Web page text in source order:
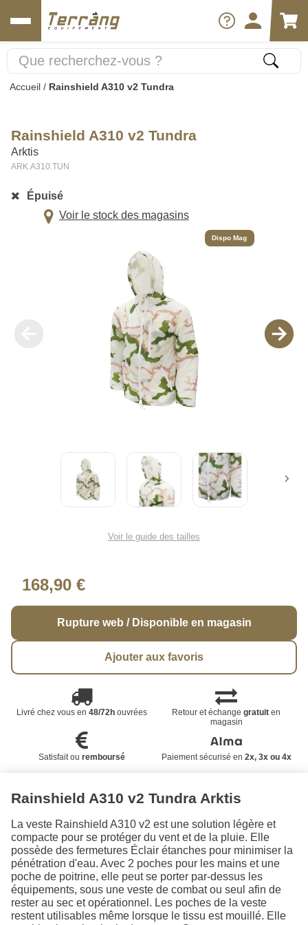
Accueil / Rainshield A310 v2 Tundra
Rainshield A310 v2 Tundra
Arktis
ARK.A310.TUN
Épuisé
Voir le stock des magasins
Dispo Mag
Voir le guide des tailles
168,90 €
Rupture web / Disponible en magasin
Ajouter aux favoris
Livré chez vous en 48/72houvrées Retour et échangegratuit en
magasin
Satisfait ou remboursé Paiement sécurisé en 2x, 3x ou 4x
Rainshield A310 v2 Tundra Arktis
La veste Rainshield A310 v2 est une solution légère et
compacte pour se protéger du vent et de la pluie. Elle
possède des fermetures Éclair étanches pour minimiser la
pénétration d'eau. Avec 2 poches pour les mains et une
poche de poitrine, elle peut se porter par-dessus les
équipements, sous une veste de combat ou seul afin de
rester au sec et opérationnel. Les poches de la veste
restent utilisables même lorsque le tissu est mouillé. Elle